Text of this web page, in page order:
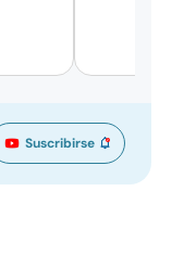
Suscribirse